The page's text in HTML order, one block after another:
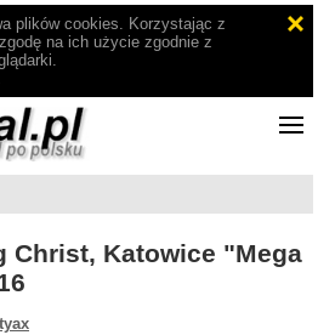
plików cookies. Korzystając z
na ich użycie zgodnie z
Christ, Katowice "Mega